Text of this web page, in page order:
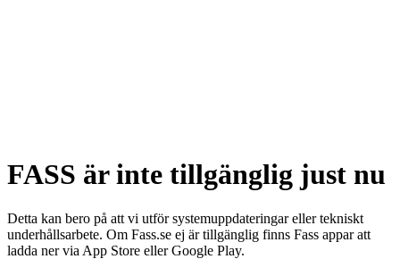
FASS är inte tillgänglig just nu
Detta kan bero på att vi utför systemuppdateringar eller tekniskt
underhållsarbete. Om Fass.se ej är tillgänglig finns Fass appar att
ladda ner via App Store eller Google Play.